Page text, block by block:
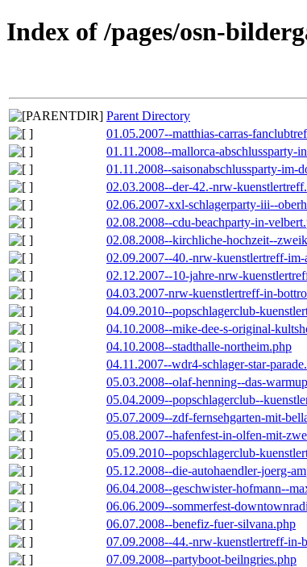
Index of /pages/osn-
Parent Directory
01.05.2007--matthias-carras-
01.11.2008--mallorca-abschlussparty-
01.11.2008--saisonabschlussparty-im-
02.03.2008--der-42.-nrw-
02.06.2007-xxl-schlagerparty-iii--
02.08.2008--cdu-beachparty-in-
02.08.2008--kirchliche-hochzeit--
02.09.2007--40.-nrw-kuenstlertreff-
02.12.2007--10-jahre-nrw-
04.03.2007-nrw-kuenstlertreff-in-
04.09.2010--popschlagerclub-
04.10.2008--mike-dee-s-original-
04.10.2008--stadthalle-northeim.php
04.11.2007--wdr4-schlager-star-
05.03.2008--olaf-henning--das-
05.04.2009--popschlagerclub--
05.07.2009--zdf-fernsehgarten-mit-
05.08.2007--hafenfest-in-olfen-mit-
05.09.2010--popschlagerclub-
05.12.2008--die-autohaendler-joerg-
06.04.2008--geschwister-hofmann--
06.06.2009--sommerfest-
06.07.2008--benefiz-fuer-silvana.php
07.09.2008--44.-nrw-kuenstlertreff-in-
07.09.2008--partyboot-beilngries.php